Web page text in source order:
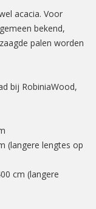
acacia. Voor
bekend,
palen worden
bij RobiniaWood,
(langere lengtes op
cm (langere